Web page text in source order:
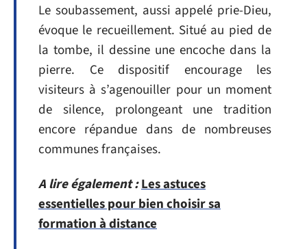
Le soubassement, aussi appelé prie-Dieu,
évoque le recueillement. Situé au pied de
la tombe, il dessine une encoche dans la
pierre. Ce dispositif encourage les
visiteurs à s’agenouiller pour un moment
de silence, prolongeant une tradition
encore répandue dans de nombreuses
communes françaises.
A lire également :Les astuces
essentielles pour bien choisir sa
formation à distance